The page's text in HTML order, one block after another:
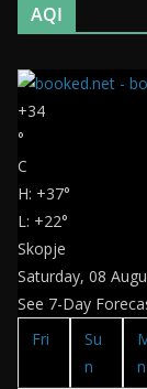
AQI
+34
°
C
H: +37°
L: +22°
Skopje
Saturday, 08
See 7-Day
Fri
Su
n
n